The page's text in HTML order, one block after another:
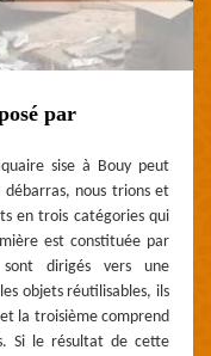
par
sise à Bouy peut
nous trions et
en trois catégories qui
est constituée par
dirigés vers une
objets réutilisables, ils
la troisième comprend
Si le résultat de cette